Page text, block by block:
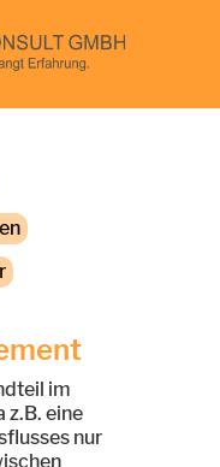
im
z.B. eine
nur